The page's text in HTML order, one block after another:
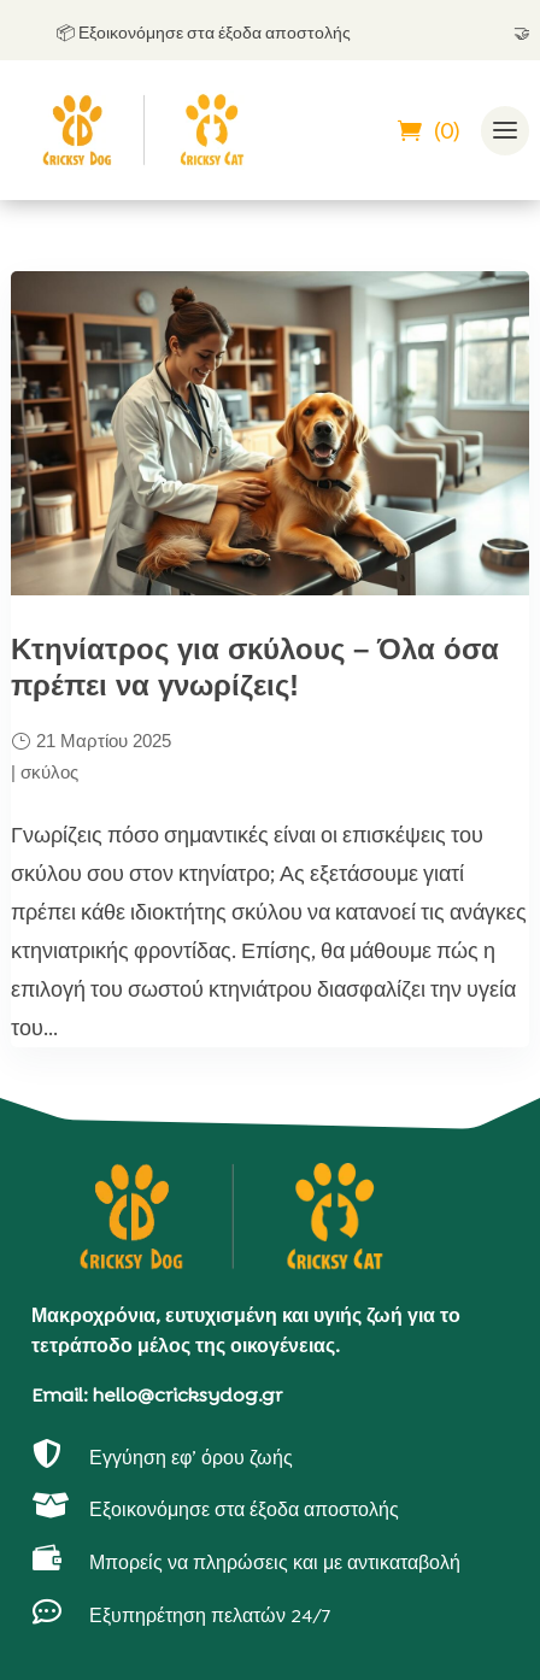
📦 Εξοικονόμησε στα έξοδα αποστολής
(0)
Κτηνίατρος για σκύλους – Όλα όσα
πρέπει να γνωρίζεις!
21 Μαρτίου 2025
| σκύλος
Γνωρίζεις πόσο σημαντικές είναι οι επισκέψεις του
σκύλου σου στον κτηνίατρο; Ας εξετάσουμε γιατί
πρέπει κάθε ιδιοκτήτης σκύλου να κατανοεί τις ανάγκες
κτηνιατρικής φροντίδας. Επίσης, θα μάθουμε πώς η
επιλογή του σωστού κτηνιάτρου διασφαλίζει την υγεία
του...
Μακροχρόνια, ευτυχισμένη και υγιής ζωή για το
τετράποδο μέλος της οικογένειας.
Email: hello@cricksydog.gr
 Εγγύηση εφ’ όρου ζωής
 Εξοικονόμησε στα έξοδα αποστολής
 Μπορείς να πληρώσεις και με αντικαταβολή
 Εξυπηρέτηση πελατών 24/7